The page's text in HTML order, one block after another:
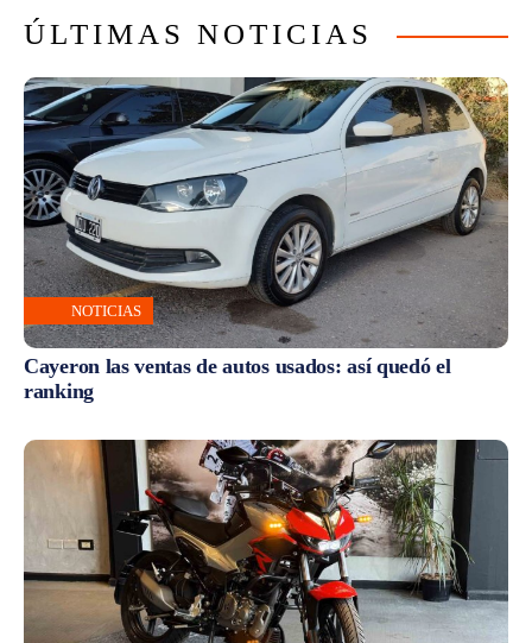
ÚLTIMAS NOTICIAS
NOTICIAS
Cayeron las ventas de autos usados: así quedó el
ranking